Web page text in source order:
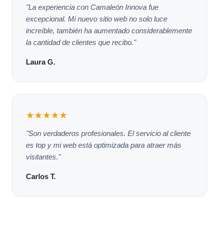
"La experiencia con Camaleón Innova fue
excepcional. Mi nuevo sitio web no solo luce
increíble, también ha aumentado considerablemente
la cantidad de clientes que recibo."
Laura G.
★★★★★
"Son verdaderos profesionales. El servicio al cliente
es top y mi web está optimizada para atraer más
visitantes."
Carlos T.